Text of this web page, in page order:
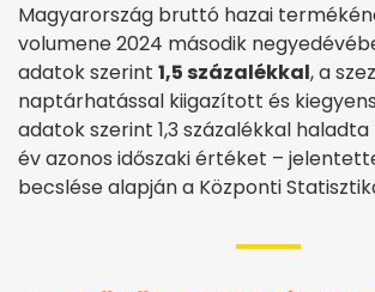
Magyarország bruttó hazai
volumene 2024 második
adatok szerint 1,5 százalékkal, a
naptárhatással kiigazított és
adatok szerint 1,3 százalékkal
év azonos időszaki értéket –
becslése alapján a Központi